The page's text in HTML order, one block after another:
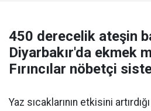
450 derecelik ateşin
Diyarbakır'da ekmek
Fırıncılar nöbetçi
Yaz sıcaklarının etkisini